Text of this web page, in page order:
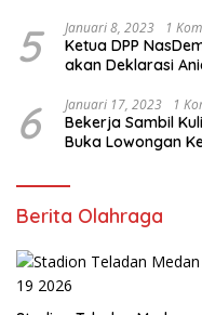
5 Januari 8, 2023 1
Ketua DPP
akan Deklarasi
6 Januari 17, 2023 1
Bekerja Sambil
Buka Lowongan
Berita Olahraga